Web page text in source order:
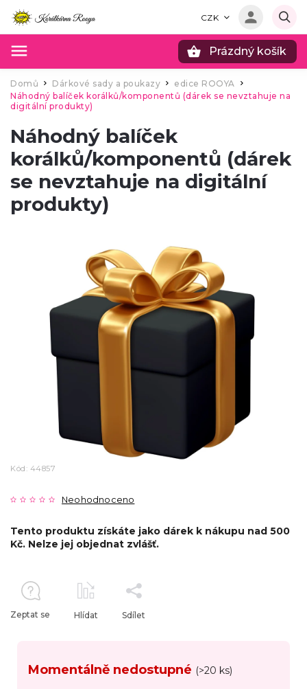
CZK
Prázdný košík
Domů / Dárkové sady a poukazy / edice ROOYA
Náhodný balíček korálků/komponentů (dárek se nevztahuje na
digitální produkty)
Náhodný balíček
korálků/komponentů (dárek
se nevztahuje na digitální
produkty)
Kód: 44857
Neohodnoceno
Momentálně nedostupné (>20 ks)
Tento produktu získáte jako dárek k nákupu nad 500
Kč. Nelze jej objednat zvlášť.
Zeptat se Hlídat Sdílet